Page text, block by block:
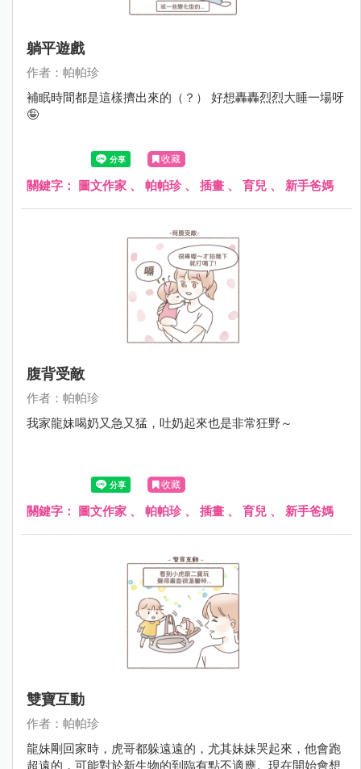
躺平遊戲
作者：帕帕珍
補眠時間都是這樣擠出來的（？） 好想轟轟烈烈大睡一場呀
🤪
收藏
關鍵字： 圖文作家 、 帕帕珍、 插畫 、 育兒 、 新手爸媽
腹背受敵
作者：帕帕珍
我家龍妹喝奶又急又猛，吐奶起來也是非常狂野～
收藏
關鍵字： 圖文作家 、 帕帕珍、 插畫 、 育兒 、 新手爸媽
雙寶互動
作者：帕帕珍
龍妹剛回家時，虎哥都躲遠遠的，尤其妹妹哭起來，他會跑
超遠的，可能對於新生物的到臨有點不適應。現在開始會想